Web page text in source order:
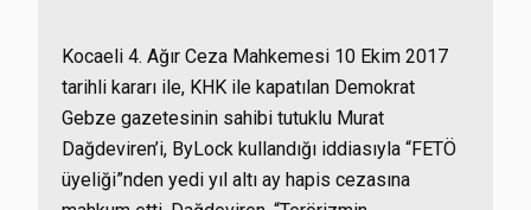
Kocaeli 4. Ağır Ceza Mahkemesi 10 Ekim 2017
tarihli kararı ile, KHK ile kapatılan Demokrat
Gebze gazetesinin sahibi tutuklu Murat
Dağdeviren’i, ByLock kullandığı iddiasıyla “FETÖ
üyeliği”nden yedi yıl altı ay hapis cezasına